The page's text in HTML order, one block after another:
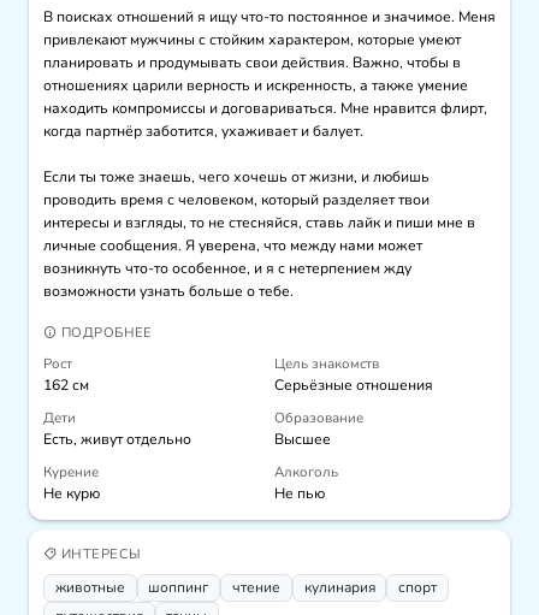
В поисках отношений я ищу что-то постоянное и значимое. Меня
привлекают мужчины с стойким характером, которые умеют
планировать и продумывать свои действия. Важно, чтобы в
отношениях царили верность и искренность, а также умение
находить компромиссы и договариваться. Мне нравится флирт,
когда партнёр заботится, ухаживает и балует.
Если ты тоже знаешь, чего хочешь от жизни, и любишь
проводить время с человеком, который разделяет твои
интересы и взгляды, то не стесняйся, ставь лайк и пиши мне в
личные сообщения. Я уверена, что между нами может
возникнуть что-то особенное, и я с нетерпением жду
возможности узнать больше о тебе.
ПОДРОБНЕЕ
Рост
162 см
Цель знакомств
Серьёзные отношения
Дети
Есть, живут отдельно
Образование
Высшее
Курение
Не курю
Алкоголь
Не пью
ИНТЕРЕСЫ
животные шоппинг чтение кулинария
спорт